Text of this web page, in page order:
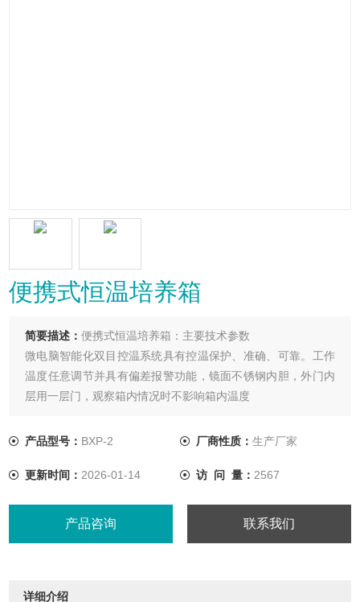
便携式恒温培养箱
简要描述：便携式恒温培养箱：主要技术参数
微电脑智能化双目控温系统具有控温保护、准确、可靠。工作
温度任意调节并具有偏差报警功能，镜面不锈钢内胆，外门内
层用一层门，观察箱内情况时不影响箱内温度
产品型号： BXP-2 厂商性质： 生产厂家
更新时间： 2026-01-14 访 问 量： 2567
产品咨询 联系我们
详细介绍